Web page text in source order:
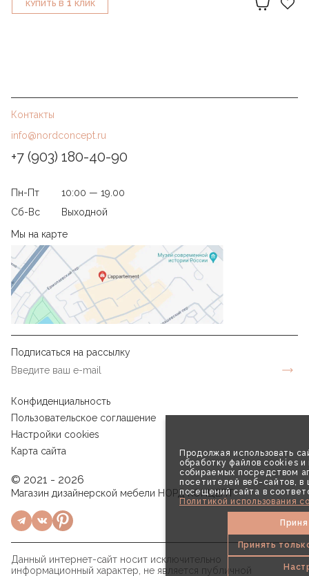
Продолжая использовать
обработку файлов cookies и
собираемых посредством
посетителей веб-сайтов, в
посещений сайта в
Политикой использования
Принять
КУПИТЬ В 1 КЛИК
Контакты
info@nordconcept.ru
+7 (903) 180-40-90
Пн-Пт
10:00 — 19.00
Сб-Вс
Выходной
Мы на карте
Подписаться на рассылку
Конфиденциальность
Пользовательское соглашение
Настройки cookies
Карта сайта
© 2021 - 2026
Магазин дизайнерской мебели НОРД КОНЦЕПТ
Данный интернет-сайт носит исключительно
информационный характер, не является публичной